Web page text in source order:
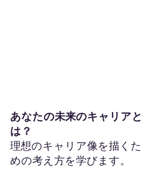
あなたの未来のキャリアと
は？
理想のキャリア像を描くた
めの考え方を学びます。